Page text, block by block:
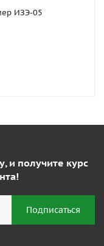
ИЗЭ-05
и получите курс